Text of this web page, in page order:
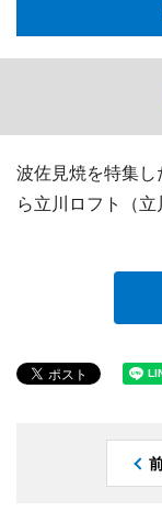
波佐見焼を特集
ら立川ロフト（立